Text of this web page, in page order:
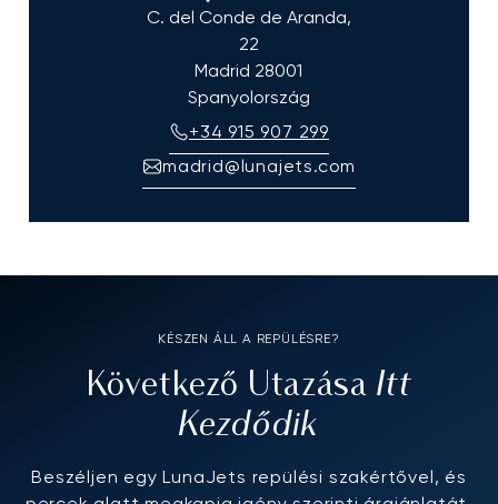
C. del Conde de Aranda,
22
Madrid 28001
Spanyolország
+34 915 907 299
madrid@lunajets.com
KÉSZEN ÁLL A REPÜLÉSRE?
Következő Utazása Itt
Kezdődik
Beszéljen egy LunaJets repülési szakértővel, és